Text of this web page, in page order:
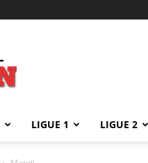
LIGUE 1 LIGUE 2